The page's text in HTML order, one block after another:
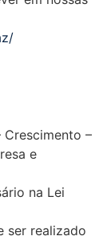
Crescimento –
e
na Lei
ser realizado